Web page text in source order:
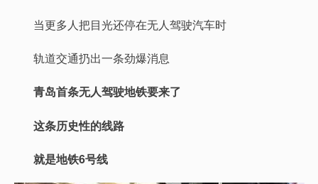
当更多人把目光还停在无人驾驶汽车时
轨道交通扔出一条劲爆消息
青岛首条无人驾驶地铁要来了
这条历史性的线路
就是地铁6号线